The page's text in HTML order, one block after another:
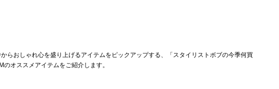
らおしゃれ心を盛り上げるアイテムをピックアップする、「スタイリストボブの今季何買
オススメアイテムをご紹介します。